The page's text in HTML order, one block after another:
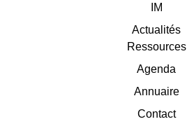
IM
Actualités
Ressources
Agenda
Annuaire
Contact